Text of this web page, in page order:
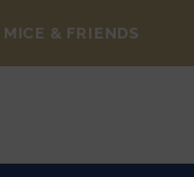
MICE & FRIENDS